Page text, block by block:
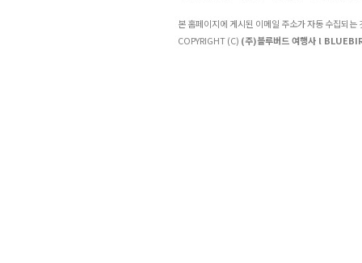
본 홈페이지에 게시된 이메일 주소가 자동 수집되
COPYRIGHT (C) (주)블루버드 여행사 l